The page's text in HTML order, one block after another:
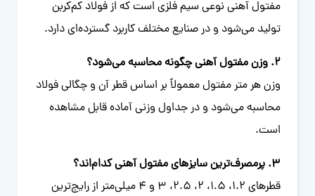
مفتول آهنی نوعی سیم فلزی است که از فولاد کم‌کربن
تولید می‌شود و در صنایع مختلف کاربرد گسترده‌ای دارد.
2. وزن مفتول آهنی چگونه محاسبه می‌شود؟
وزن هر متر مفتول معمولاً بر اساس قطر آن و چگالی فولاد
محاسبه می‌شود و در جداول وزنی آماده قابل مشاهده
است.
3. پرمصرف‌ترین سایزهای مفتول آهنی کدام‌اند؟
قطرهای 1.2، 1.5، 2، 2.5، 3 و 4 میلی‌متر از رایج‌ترین